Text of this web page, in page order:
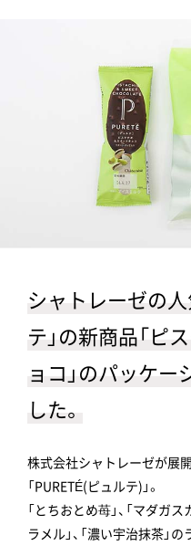
シャトレーゼの
テ」の新商品「ピ
ョコ」のパッケ
した。
株式会社シャトレーゼが展
「PURETÉ(ピュルテ)」。
「とちおとめ苺」、「マダガ
ラメル」、「濃い宇治抹茶」